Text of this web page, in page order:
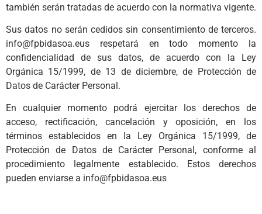
también serán tratadas de acuerdo con la normativa vigente.
Sus datos no serán cedidos sin consentimiento de terceros.
info@fpbidasoa.eus respetará en todo momento la
confidencialidad de sus datos, de acuerdo con la Ley
Orgánica 15/1999, de 13 de diciembre, de Protección de
Datos de Carácter Personal.
En cualquier momento podrá ejercitar los derechos de
acceso, rectificación, cancelación y oposición, en los
términos establecidos en la Ley Orgánica 15/1999, de
Protección de Datos de Carácter Personal, conforme al
procedimiento legalmente establecido. Estos derechos
pueden enviarse a info@fpbidasoa.eus